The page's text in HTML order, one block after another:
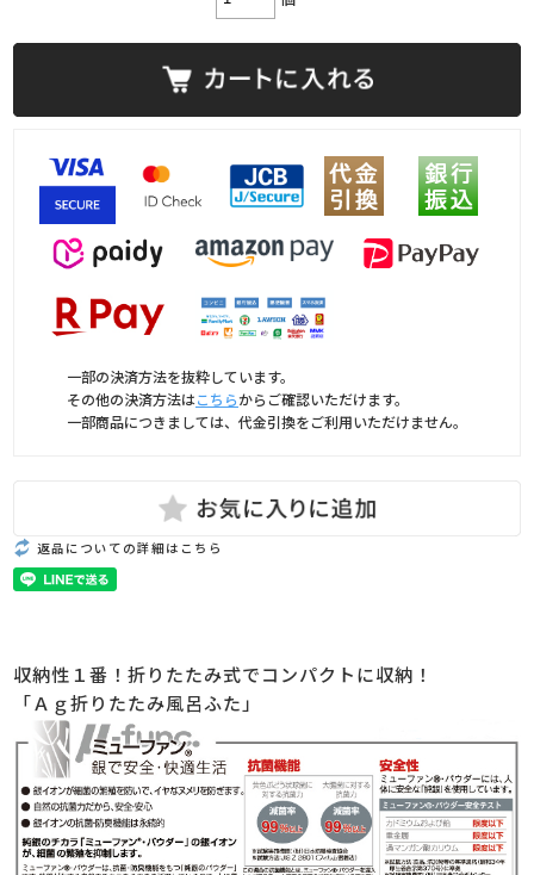
一部の決済方法を抜粋しています。
その他の決済方法はこちらからご確認いただけます。
一部商品につきましては、代金引換をご利用いただけません。
返品についての詳細はこちら
収納性１番！折りたたみ式でコンパクトに収納！
「Ａｇ折りたたみ風呂ふた」